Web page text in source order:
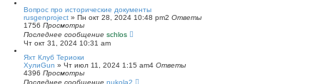
Вопрос про исторические документы
rusgenproject » Пн окт 28, 2024 10:48 pm2 Ответы
1756 Просмотры
Последнее сообщение schlos
Чт окт 31, 2024 10:31 am
Яхт Клуб Териоки
ХулиGun » Чт июл 11, 2024 1:15 am4 Ответы
4396 Просмотры
Последнее сообщение nukola2